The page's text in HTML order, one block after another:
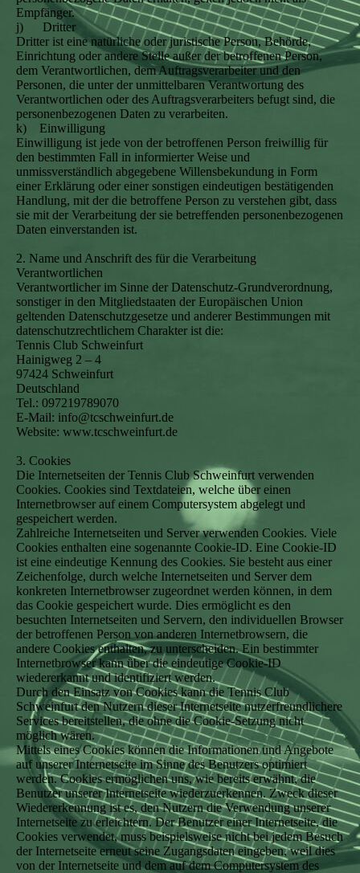
Empfänger.
j) Dritter
Dritter ist eine natürliche oder juristische Person, Behörde,
Einrichtung oder andere Stelle außer der betroffenen Person,
dem Verantwortlichen, dem Auftragsverarbeiter und den
Personen, die unter der unmittelbaren Verantwortung des
Verantwortlichen oder des Auftragsverarbeiters befugt sind, die
personenbezogenen Daten zu verarbeiten.
k) Einwilligung
Einwilligung ist jede von der betroffenen Person freiwillig für
den bestimmten Fall in informierter Weise und
unmissverständlich abgegebene Willensbekundung in Form
einer Erklärung oder einer sonstigen eindeutigen bestätigenden
Handlung, mit der die betroffene Person zu verstehen gibt, dass
sie mit der Verarbeitung der sie betreffenden personenbezogenen
Daten einverstanden ist.
2. Name und Anschrift des für die Verarbeitung
Verantwortlichen
Verantwortlicher im Sinne der Datenschutz-Grundverordnung,
sonstiger in den Mitgliedstaaten der Europäischen Union
geltenden Datenschutzgesetze und anderer Bestimmungen mit
datenschutzrechtlichem Charakter ist die:
Tennis Club Schweinfurt
Hainigweg 2 – 4
97424 Schweinfurt
Deutschland
Tel.: 097219789070
E-Mail: info@tcschweinfurt.de
Website: www.tcschweinfurt.de
3. Cookies
Die Internetseiten der Tennis Club Schweinfurt verwenden
Cookies. Cookies sind Textdateien, welche über einen
Internetbrowser auf einem Computersystem abgelegt und
gespeichert werden.
Zahlreiche Internetseiten und Server verwenden Cookies. Viele
Cookies enthalten eine sogenannte Cookie-ID. Eine Cookie-ID
ist eine eindeutige Kennung des Cookies. Sie besteht aus einer
Zeichenfolge, durch welche Internetseiten und Server dem
konkreten Internetbrowser zugeordnet werden können, in dem
das Cookie gespeichert wurde. Dies ermöglicht es den
besuchten Internetseiten und Servern, den individuellen Browser
der betroffenen Person von anderen Internetbrowsern, die
andere Cookies enthalten, zu unterscheiden. Ein bestimmter
Internetbrowser kann über die eindeutige Cookie-ID
wiedererkannt und identifiziert werden.
Durch den Einsatz von Cookies kann die Tennis Club
Schweinfurt den Nutzern dieser Internetseite nutzerfreundlichere
Services bereitstellen, die ohne die Cookie-Setzung nicht
möglich wären.
Mittels eines Cookies können die Informationen und Angebote
auf unserer Internetseite im Sinne des Benutzers optimiert
werden. Cookies ermöglichen uns, wie bereits erwähnt, die
Benutzer unserer Internetseite wiederzuerkennen. Zweck dieser
Wiedererkennung ist es, den Nutzern die Verwendung unserer
Internetseite zu erleichtern. Der Benutzer einer Internetseite, die
Cookies verwendet, muss beispielsweise nicht bei jedem Besuch
der Internetseite erneut seine Zugangsdaten eingeben, weil dies
von der Internetseite und dem auf dem Computersystem des